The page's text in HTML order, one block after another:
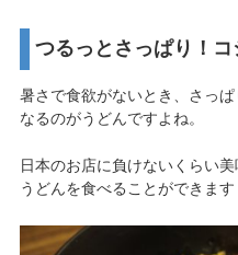
つるっとさっぱり！
暑さで食欲がないとき、さっ
なるのがうどんですよね。
日本のお店に負けないくらい
うどんを食べることができます